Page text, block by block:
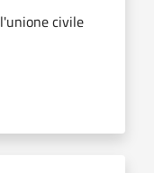
civile